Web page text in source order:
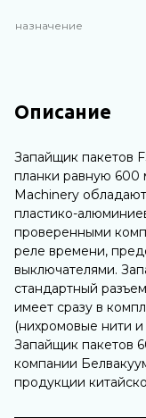
назначение
Описание
Запайщик пакетов
планки равную 600
Machinery
пластико-
проверенными
реле времени,
выключателями.
стандартный
имеет сразу в
(нихромовые нити
Запайщик пакетов
компании
продукции